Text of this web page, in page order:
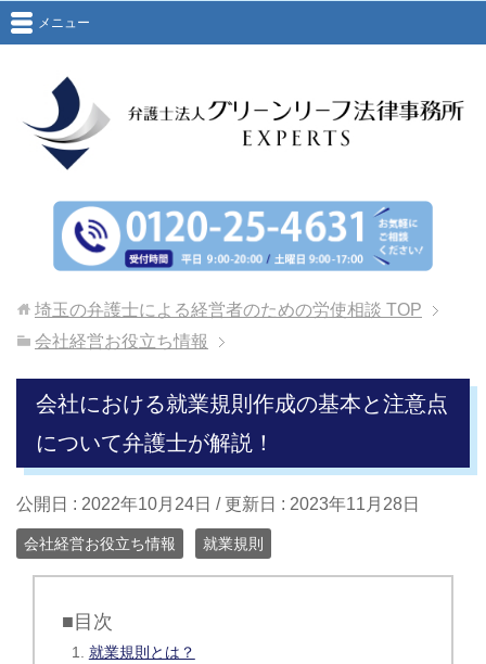
メニュー
埼玉の弁護士による経営者のための労使相談 TOP
会社経営お役立ち情報
会社における就業規則作成の基本と注意点
について弁護士が解説！
公開日 : 2022年10月24日 / 更新日 : 2023年11月28日
会社経営お役立ち情報 就業規則
■目次
就業規則とは？